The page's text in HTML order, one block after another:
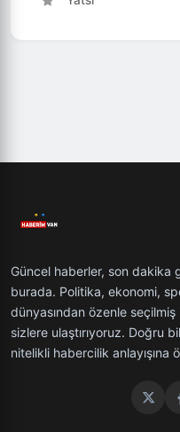
Güncel haberler, son dakika
burada. Politika, ekonomi,
dünyasından özenle seçilmiş
sizlere ulaştırıyoruz. Doğru
nitelikli habercilik anlayışına